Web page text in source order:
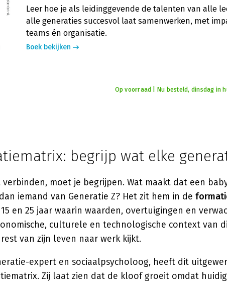
Leer hoe je als leidinggevende de talenten van alle
alle generaties succesvol laat samenwerken, met
teams én organisatie.
Boek bekijken
Op voorraad | Nu besteld, dinsdag in
begrijp wat elke
moet je begrijpen. Wat maakt dat een
iemand van Generatie Z? Het zit hem in de
en 25 jaar waarin waarden, overtuigingen en
culturele en technologische context van
van zijn leven naar werk kijkt.
expert en sociaalpsycholoog, heeft dit
Zij laat zien dat de kloof groeit omdat